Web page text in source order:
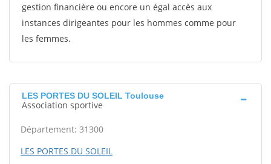
gestion financière ou encore un égal accès aux
instances dirigeantes pour les hommes comme pour
les femmes.
LES PORTES DU SOLEIL Toulouse
Association sportive
Département: 31300
LES PORTES DU SOLEIL